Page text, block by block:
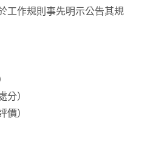
工作規則事先明示公告其規
分）
價）